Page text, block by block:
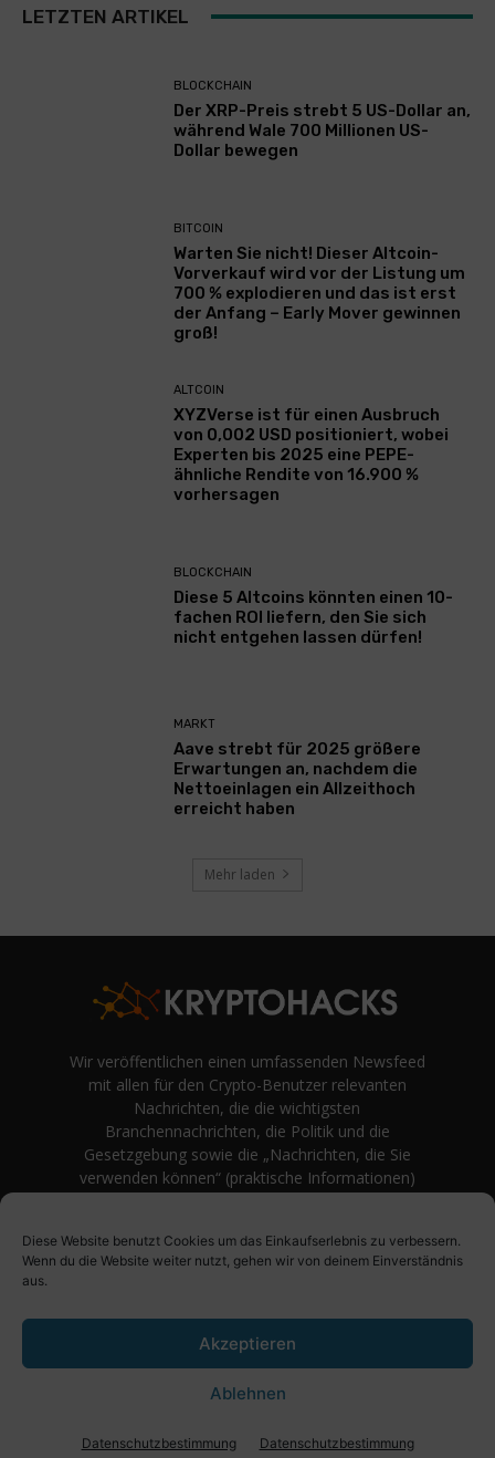
Diese Website benutzt Cookies um das Einkaufserlebnis zu verbessern.
Wenn du die Website weiter nutzt, gehen wir von deinem Einverständnis
aus.
Akzeptieren
Ablehnen
Datenschutzbestimmung Datenschutzbestimmung
LETZTEN ARTIKEL
BLOCKCHAIN
Der XRP-Preis strebt 5 US-Dollar an,
während Wale 700 Millionen US-
Dollar bewegen
BITCOIN
Warten Sie nicht! Dieser Altcoin-
Vorverkauf wird vor der Listung um
700 % explodieren und das ist erst
der Anfang – Early Mover gewinnen
groß!
ALTCOIN
XYZVerse ist für einen Ausbruch
von 0,002 USD positioniert, wobei
Experten bis 2025 eine PEPE-
ähnliche Rendite von 16.900 %
vorhersagen
BLOCKCHAIN
Diese 5 Altcoins könnten einen 10-
fachen ROI liefern, den Sie sich
nicht entgehen lassen dürfen!
MARKT
Aave strebt für 2025 größere
Erwartungen an, nachdem die
Nettoeinlagen ein Allzeithoch
erreicht haben
Mehr laden
Wir veröffentlichen einen umfassenden Newsfeed
mit allen für den Crypto-Benutzer relevanten
Nachrichten, die die wichtigsten
Branchennachrichten, die Politik und die
Gesetzgebung sowie die „Nachrichten, die Sie
verwenden können“ (praktische Informationen)
Meinungen rund um Kryptowährung. Einfache
Logik und Beispiele aus der Praxis werden vor
bevorzugt.
© KryptoHacks News - 2021